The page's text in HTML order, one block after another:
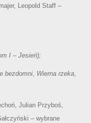
Leopold Staff –
I – Jesień);
bezdomni, Wierna rzeka,
Julian Przyboś,
– wybrane